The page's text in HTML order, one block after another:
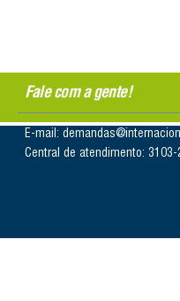
Fale com a gente!
E-mail:
Central de atendimento: 3103-